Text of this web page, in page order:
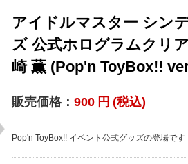
アイドルマスター シン
ズ 公式ホログラムクリ
崎 薫 (Pop'n ToyBox!!
販売価格： 900 円 (税込)
Pop'n ToyBox!! イベント公式グッズの登場です